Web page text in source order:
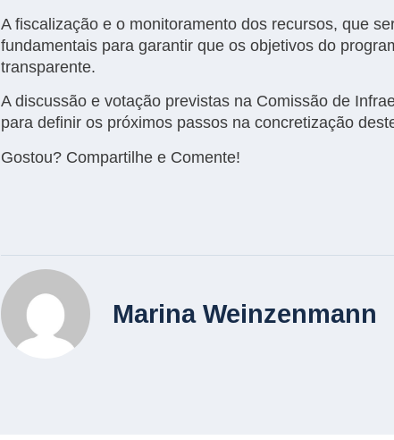
A fiscalização e o monitoramento dos recursos, que
fundamentais para garantir que os objetivos do
transparente.
A discussão e votação previstas na Comissão de
para definir os próximos passos na concretização
Gostou? Compartilhe e Comente!
Marina Weinzenmann